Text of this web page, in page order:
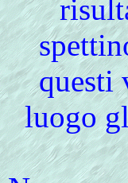
questi
luogo